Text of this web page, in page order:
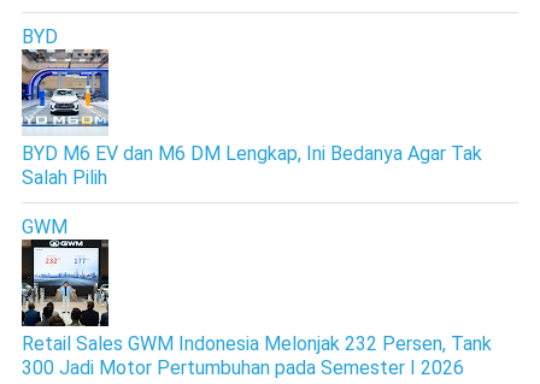
BYD
BYD M6 EV dan M6 DM Lengkap, Ini Bedanya Agar Tak
Salah Pilih
GWM
Retail Sales GWM Indonesia Melonjak 232 Persen, Tank
300 Jadi Motor Pertumbuhan pada Semester I 2026